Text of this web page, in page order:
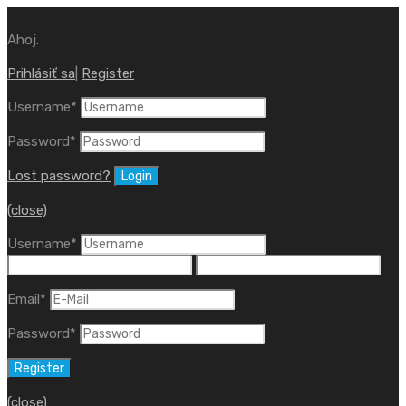
Ahoj.
Prihlásiť sa Register
Username*
Password*
Lost password?
(close)
Username*
Email*
Password*
(close)